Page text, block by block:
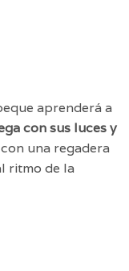
aprenderá a
con sus luces y
una regadera
ritmo de la